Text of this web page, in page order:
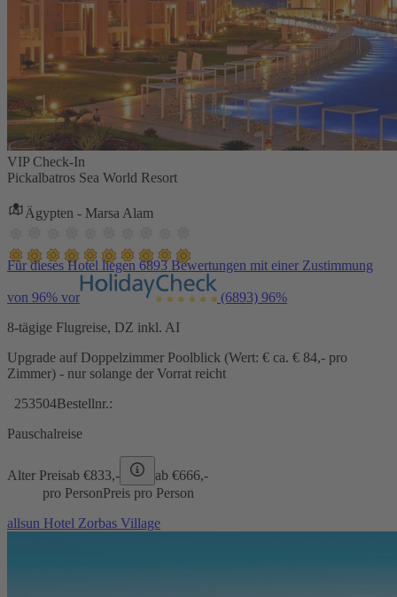
VIP Check-In
Pickalbatros Sea World Resort
Ägypten - Marsa Alam
Für dieses Hotel liegen 6893 Bewertungen mit einer Zustimmung
von 96% vor (6893) 96%
8-tägige Flugreise, DZ inkl. AI
Upgrade auf Doppelzimmer Poolblick (Wert: € ca. € 84,- pro
Zimmer) - nur solange der Vorrat reicht
253504Bestellnr.:
Pauschalreise
Alter Preisab €833,- ab €666,-
pro PersonPreis pro Person
allsun Hotel Zorbas Village